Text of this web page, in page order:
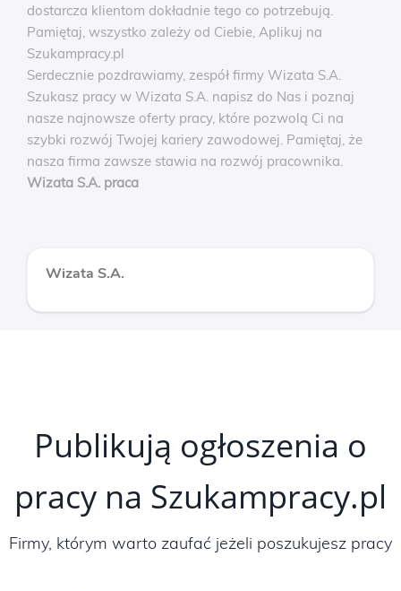
dostarcza klientom dokładnie tego co potrzebują.
Pamiętaj, wszystko zależy od Ciebie, Aplikuj na
Szukampracy.pl
Serdecznie pozdrawiamy, zespół firmy Wizata S.A.
Szukasz pracy w Wizata S.A. napisz do Nas i poznaj
nasze najnowsze oferty pracy, które pozwolą Ci na
szybki rozwój Twojej kariery zawodowej. Pamiętaj, że
nasza firma zawsze stawia na rozwój pracownika.
Wizata S.A. praca
Wizata S.A.
Publikują ogłoszenia o
pracy na Szukampracy.pl
Firmy, którym warto zaufać jeżeli poszukujesz pracy